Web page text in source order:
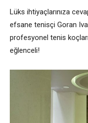
Lüks ihtiyaçlarınıza
efsane tenisçi Goran
profesyonel tenis
eğlenceli!